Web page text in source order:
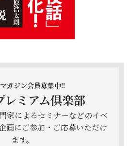
ガジン会員募集中!!
レミアム倶楽部
家によるセミナーなどのイベ
画にご参加・ご応募いただけ
ます。